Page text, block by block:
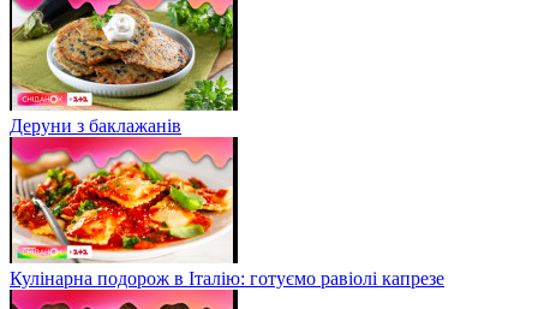
Деруни з баклажанів
Кулінарна подорож в Італію: готуємо равіолі капрезе